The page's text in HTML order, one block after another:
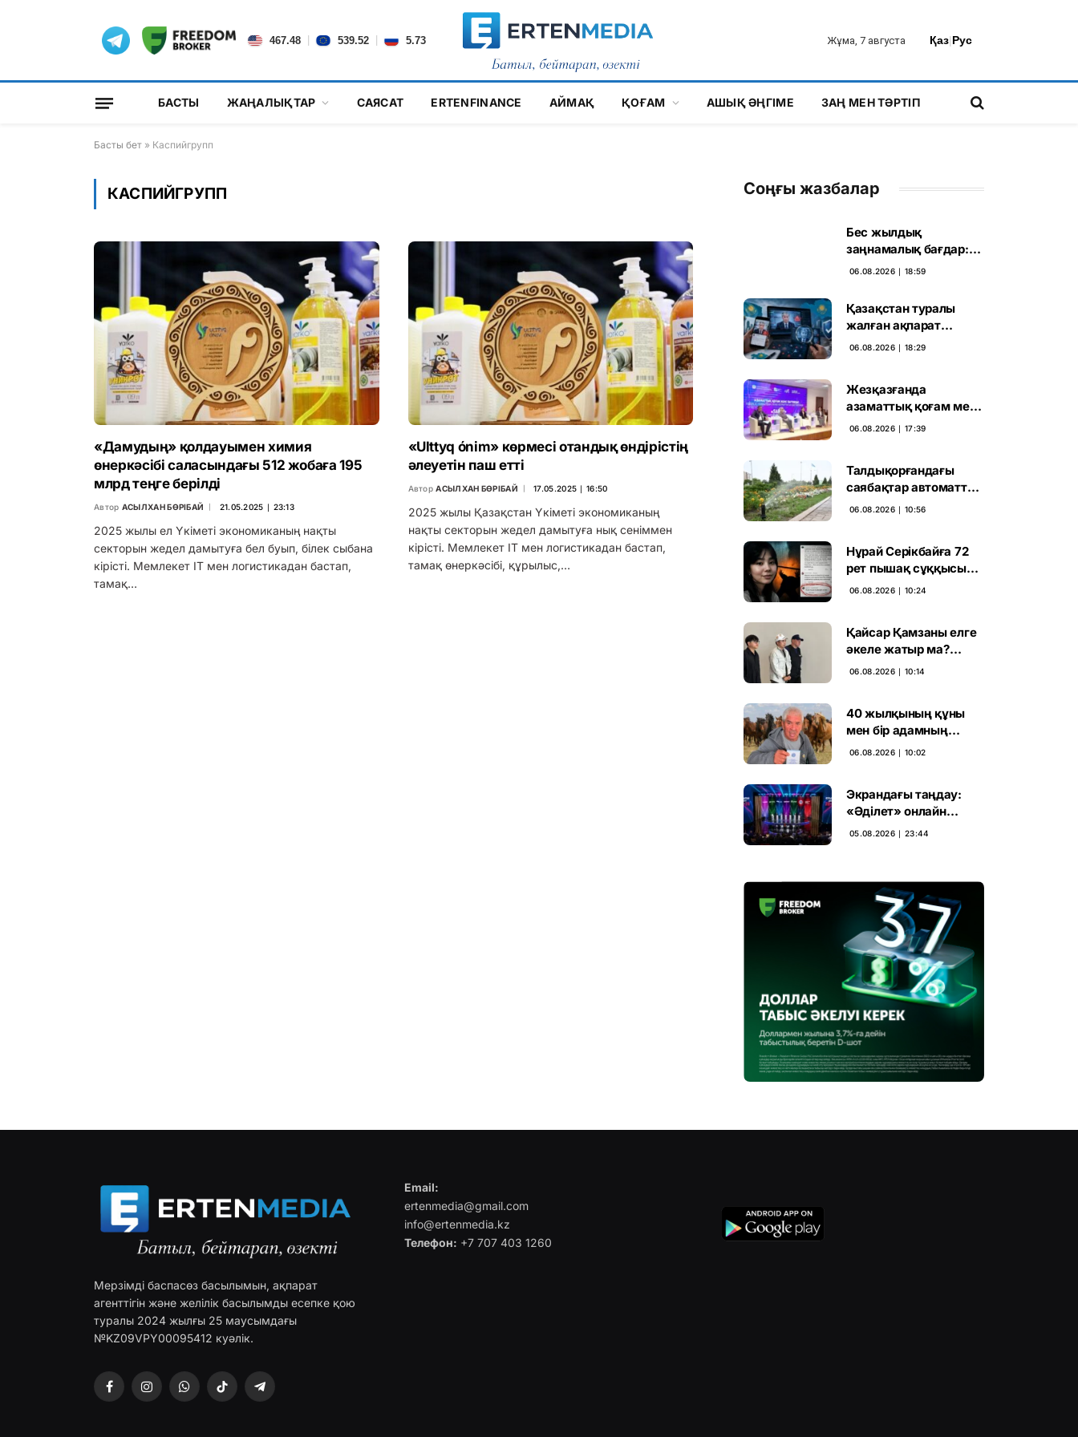
467.48 539.52 5.73 Жұма, 7 августа Қаз|Рус
БАСТЫ ЖАҢАЛЫҚТАР САЯСАТ ERTENFINANCE АЙМАҚ ҚОҒАМ АШЫҚ ӘҢГІМЕ ЗАҢ МЕН ТӘРТІП
Басты бет » Каспийгрупп
КАСПИЙГРУПП
«Дамудың» қолдауымен химия
өнеркәсібі саласындағы 512 жобаға 195
млрд теңге берілді
Автор АСЫЛХАН БӨРІБАЙ 21.05.2025 ∣ 23:13
2025 жылы ел Үкіметі экономиканың нақты
секторын жедел дамытуға бел буып, білек сыбана
кірісті. Мемлекет IT мен логистикадан бастап,
тамақ…
«Ulttyq ónim» көрмесі отандық өндірістің
әлеуетін паш етті
Автор АСЫЛХАН БӨРІБАЙ 17.05.2025 ∣ 16:50
2025 жылы Қазақстан Үкіметі экономиканың
нақты секторын жедел дамытуға нық сеніммен
кірісті. Мемлекет IT мен логистикадан бастап,
тамақ өнеркәсібі, құрылыс,…
Соңғы жазбалар
Бес жылдық
заңнамалық бағдар:
Мелконян Құрылтай
06.08.2026 ∣ 18:59
Қазақстан туралы
жалған ақпарат
таратқан дипфейктер
06.08.2026 ∣ 18:29
Жезқазғанда
азаматтық қоғам мен
партиялардың
06.08.2026 ∣ 17:39
Талдықорғандағы
саябақтар автоматты
жүйемен суарылады
06.08.2026 ∣ 10:56
Нұрай Серікбайға 72
рет пышақ сұққысы
келгенін жазған адам
06.08.2026 ∣ 10:24
Қайсар Қамзаны елге
әкеле жатыр ма?
Атышулы Блогер
06.08.2026 ∣ 10:14
40 жылқының құны
мен бір адамның
тағдыры: апелляция 7
06.08.2026 ∣ 10:02
Экрандағы таңдау:
«Әділет» онлайн
дауыс беруде алға
05.08.2026 ∣ 23:44
Мерзімді баспасөз басылымын, ақпарат
агенттігін және желілік басылымды есепке қою
туралы 2024 жылғы 25 маусымдағы
№KZ09VPY00095412 куәлік.
FacebookInstagramWhatsAppTikTok Telegram
Email:
ertenmedia@gmail.com
info@ertenmedia.kz
Телефон: +7 707 403 1260